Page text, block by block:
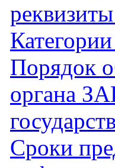
Порядок
органа
Сроки